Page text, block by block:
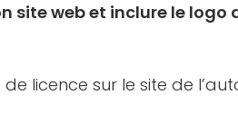
site web et inclure le logo
licence sur le site de